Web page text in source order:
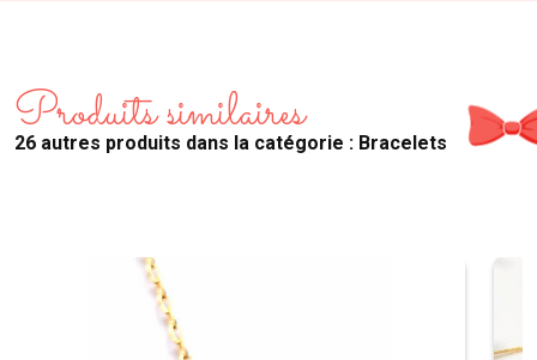
Produits similaires
26 autres produits dans la catégorie : Bracelets